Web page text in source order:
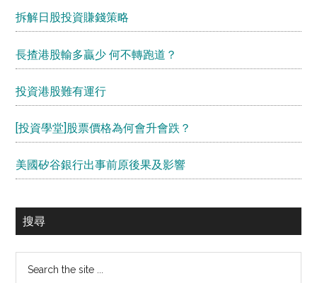
拆解日股投資賺錢策略
長揸港股輸多贏少 何不轉跑道？
投資港股難有運行
[投資學堂]股票價格為何會升會跌？
美國矽谷銀行出事前原後果及影響
搜尋